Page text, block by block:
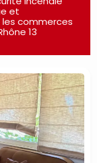
et
commerces
13